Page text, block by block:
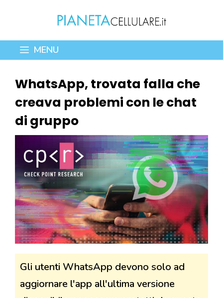
contenuto
MENU
WhatsApp, trovata falla che
creava problemi con le chat
di gruppo
Gli utenti WhatsApp devono solo ad
aggiornare l'app all'ultima versione